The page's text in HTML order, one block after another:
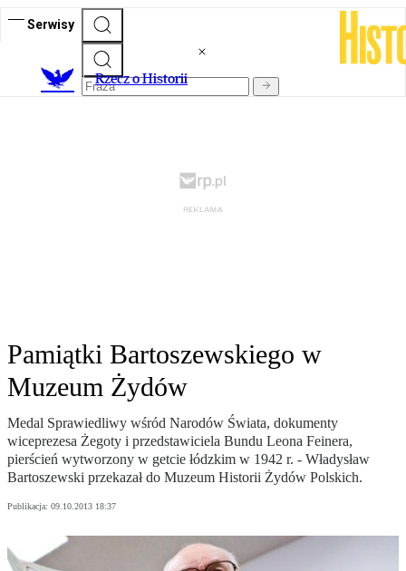
Serwisy
Rzecz o Historii
Pamiątki Bartoszewskiego w
Muzeum Żydów
Medal Sprawiedliwy wśród Narodów Świata, dokumenty
wiceprezesa Żegoty i przedstawiciela Bundu Leona Feinera,
pierścień wytworzony w getcie łódzkim w 1942 r. - Władysław
Bartoszewski przekazał do Muzeum Historii Żydów Polskich.
Publikacja: 09.10.2013 18:37